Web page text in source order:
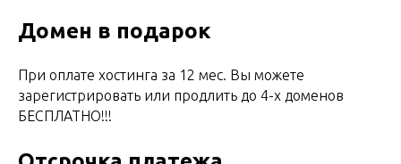
Домен в подарок
При оплате хостинга за 12 мес. Вы можете
зарегистрировать или продлить до 4-x доменов
БЕСПЛАТНО!!!